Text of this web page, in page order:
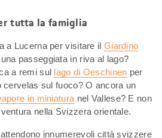
tutta la famiglia
a Lucerna per visitare il Giardino
passeggiata in riva al lago?
a remi sul lago di Oeschinen per
cervelas sul fuoco? O ancora un
in miniatura nel Vallese? E non
nella Svizzera orientale.
innumerevoli città svizzere